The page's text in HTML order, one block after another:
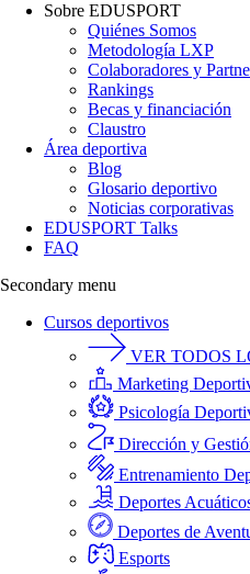
Sobre EDUSPORT
Quiénes Somos
Metodología LXP
Colaboradores y
Rankings
Becas y financiación
Claustro
Área deportiva
Blog
Glosario deportivo
Noticias corporativas
EDUSPORT Talks
FAQ
Secondary menu
Cursos deportivos
VER TODOS
Marketing
Psicología
Dirección y
Entrenamiento
Deportes
Deportes de
Esports